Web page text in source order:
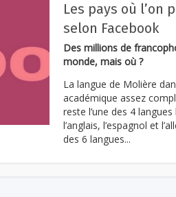
Les pays où l’on
selon Facebook
Des millions de
monde, mais où ?
La langue de Molière
académique assez
reste l’une des 4
l’anglais, l’espagnol et
des 6 langues...